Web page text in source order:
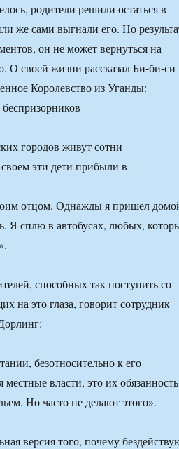
родители решили остаться в
же сами выгнали его. Но
он не может вернуться на
О своей жизни рассказал Би-би-си
Королевство из Уганды:
городов живут сотни
эти дети прибыли в
отцом. Однажды я пришел
Я сплю в автобусах, любых,
способных так поступить со
на это глаза, говорит сотрудник
безотносительно к его
власти, это их
Но часто не делают этого».
версия того, почему